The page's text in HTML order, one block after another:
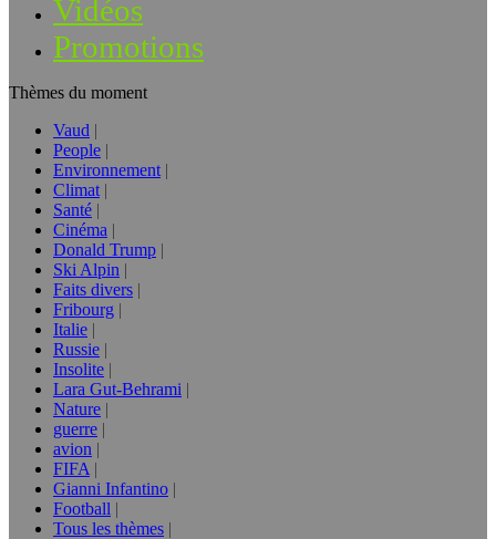
Vidéos
Promotions
Thèmes du moment
Vaud
People
Environnement
Climat
Santé
Cinéma
Donald Trump
Ski Alpin
Faits divers
Fribourg
Italie
Russie
Insolite
Lara Gut-Behrami
Nature
guerre
avion
FIFA
Gianni Infantino
Football
Tous les thèmes